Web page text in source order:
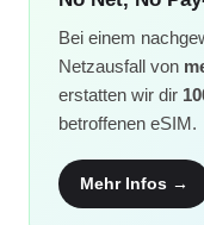
Bei einem
Netzausfall von
erstatten wir dir
betroffenen eSIM.
Mehr Infos →